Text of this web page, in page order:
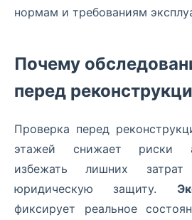
нормам и требованиям
Почему
перед
Проверка перед
этажей снижает риски
избежать лишних
юридическую защиту.
фиксирует реальное